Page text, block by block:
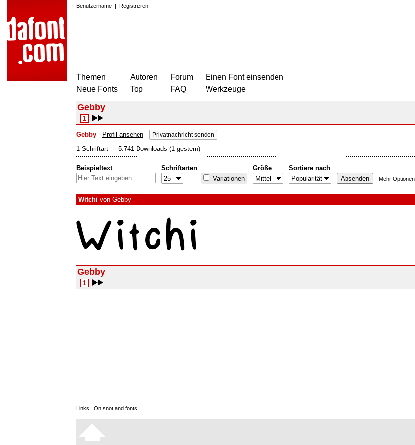
Benutzername | Registrieren
Themen
Neue Fonts
Autoren
Top
Forum
FAQ
Einen Font einsenden
Werkzeuge
Gebby
1
Gebby Profil ansehen Privatnachricht senden
1 Schriftart - 5.741 Downloads (1 gestern)
Beispieltext
Schriftarten
Variationen
Größe Sortiere nach
Mehr Optionen
Witchi von Gebby
Gebby
1
Links: On snot and fonts